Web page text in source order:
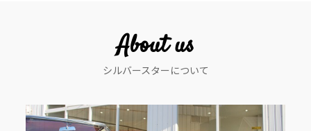
ン
About us
シルバースターについて